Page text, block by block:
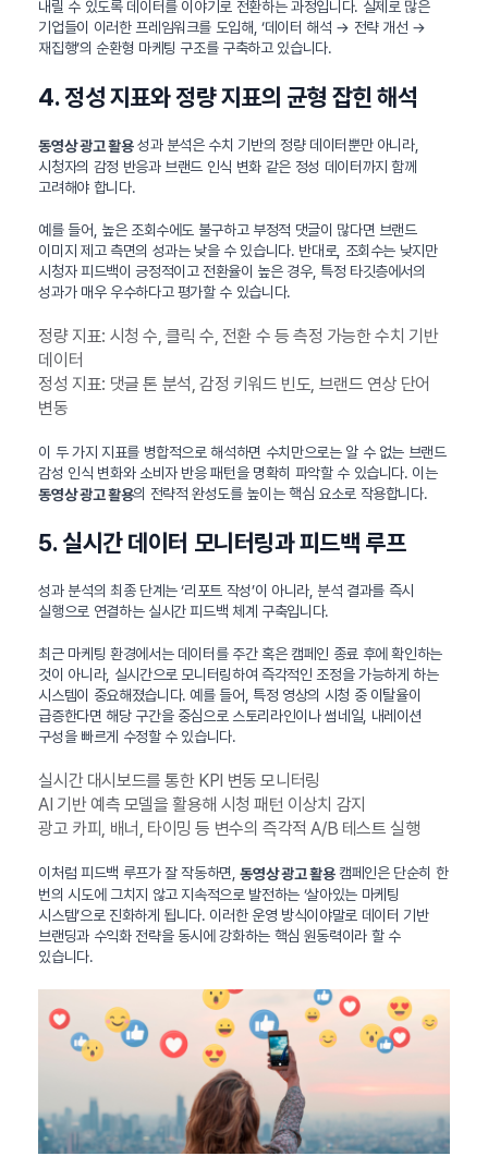
내릴 수 있도록 데이터를 이야기로 전환하는 과정입니다. 실제로 많은
기업들이 이러한 프레임워크를 도입해, ‘데이터 해석 → 전략 개선 →
재집행’의 순환형 마케팅 구조를 구축하고 있습니다.
4. 정성 지표와 정량 지표의 균형 잡힌 해석
동영상 광고 활용성과 분석은 수치 기반의 정량 데이터뿐만 아니라,
시청자의 감정 반응과 브랜드 인식 변화 같은 정성 데이터까지 함께
고려해야 합니다.
예를 들어, 높은 조회수에도 불구하고 부정적 댓글이 많다면 브랜드
이미지 제고 측면의 성과는 낮을 수 있습니다. 반대로, 조회수는 낮지만
시청자 피드백이 긍정적이고 전환율이 높은 경우, 특정 타깃층에서의
성과가 매우 우수하다고 평가할 수 있습니다.
정량 지표: 시청 수, 클릭 수, 전환 수 등 측정 가능한 수치 기반
데이터
정성 지표: 댓글 톤 분석, 감정 키워드 빈도, 브랜드 연상 단어
변동
이 두 가지 지표를 병합적으로 해석하면 수치만으로는 알 수 없는 브랜드
감성 인식 변화와 소비자 반응 패턴을 명확히 파악할 수 있습니다. 이는
동영상 광고 활용의 전략적 완성도를 높이는 핵심 요소로 작용합니다.
5. 실시간 데이터 모니터링과 피드백 루프
성과 분석의 최종 단계는 ‘리포트 작성’이 아니라, 분석 결과를 즉시
실행으로 연결하는 실시간 피드백 체계 구축입니다.
최근 마케팅 환경에서는 데이터를 주간 혹은 캠페인 종료 후에 확인하는
것이 아니라, 실시간으로 모니터링하여 즉각적인 조정을 가능하게 하는
시스템이 중요해졌습니다. 예를 들어, 특정 영상의 시청 중 이탈율이
급증한다면 해당 구간을 중심으로 스토리라인이나 썸네일, 내레이션
구성을 빠르게 수정할 수 있습니다.
실시간 대시보드를 통한 KPI 변동 모니터링
AI 기반 예측 모델을 활용해 시청 패턴 이상치 감지
광고 카피, 배너, 타이밍 등 변수의 즉각적 A/B 테스트 실행
이처럼 피드백 루프가 잘 작동하면,동영상 광고 활용캠페인은 단순히 한
번의 시도에 그치지 않고 지속적으로 발전하는 ‘살아있는 마케팅
시스템’으로 진화하게 됩니다. 이러한 운영 방식이야말로 데이터 기반
브랜딩과 수익화 전략을 동시에 강화하는 핵심 원동력이라 할 수
있습니다.